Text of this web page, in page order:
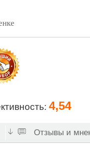
4,54
Отзывы и